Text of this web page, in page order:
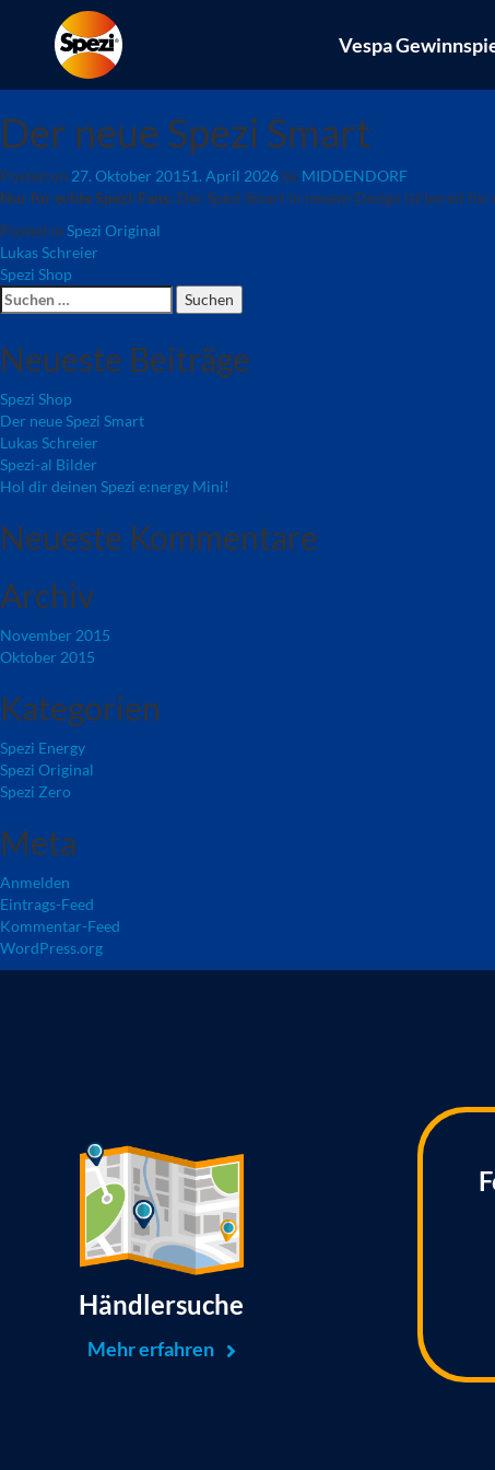
Vespa
Der neue Spezi Smart
Posted on 27. Oktober 20151. April 2026 by MIDDENDORF
Nur für echte Spezi-Fans: Der Spezi Smart in neuem Design ist bereit
Posted in Spezi Original
Beitragsnavigation
Lukas Schreier
Spezi Shop
Suchen
nach:
Neueste Beiträge
Spezi Shop
Der neue Spezi Smart
Lukas Schreier
Spezi-al Bilder
Hol dir deinen Spezi e:nergy Mini!
Neueste Kommentare
Archiv
November 2015
Oktober 2015
Kategorien
Spezi Energy
Spezi Original
Spezi Zero
Meta
Anmelden
Eintrags-Feed
Kommentar-Feed
WordPress.org
Händlersuche
Mehr erfahren